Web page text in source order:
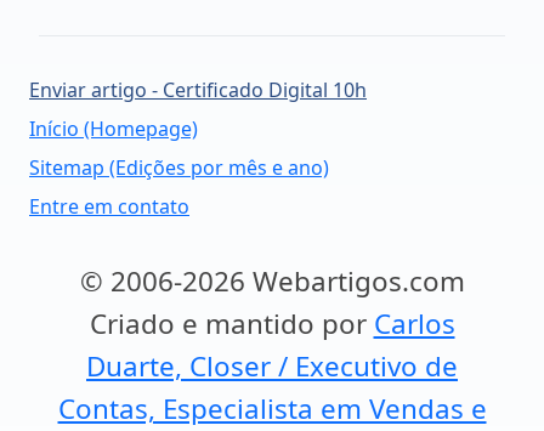
Enviar artigo - Certificado Digital 10h
Início (Homepage)
Sitemap (Edições por mês e ano)
Entre em contato
© 2006-2026 Webartigos.com
Criado e mantido por Carlos
Duarte, Closer / Executivo de
Contas, Especialista em Vendas e